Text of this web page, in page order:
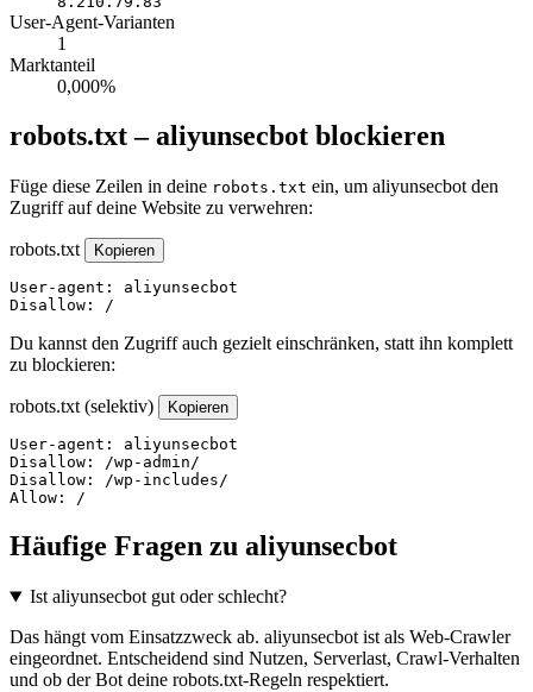
User-Agent-Varianten
1
Marktanteil
0,000%
robots.txt – aliyunsecbot blockieren
Füge diese Zeilen in deine robots.txt ein, um aliyunsecbot den
Zugriff auf deine Website zu verwehren:
robots.txt Kopieren
User-agent: aliyunsecbot
Disallow: /
Du kannst den Zugriff auch gezielt einschränken, statt ihn komplett
zu blockieren:
robots.txt (selektiv) Kopieren
User-agent: aliyunsecbot
Disallow: /wp-admin/
Disallow: /wp-includes/
Allow: /
Häufige Fragen zu aliyunsecbot
Ist aliyunsecbot gut oder schlecht?
Das hängt vom Einsatzzweck ab. aliyunsecbot ist als Web-Crawler
eingeordnet. Entscheidend sind Nutzen, Serverlast, Crawl-Verhalten
und ob der Bot deine robots.txt-Regeln respektiert.